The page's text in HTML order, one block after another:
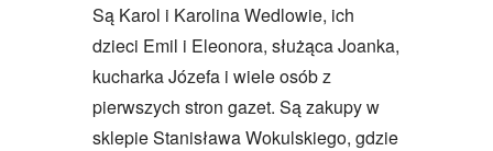
Są Karol i Karolina Wedlowie, ich
dzieci Emil i Eleonora, służąca Joanka,
kucharka Józefa i wiele osób z
pierwszych stron gazet. Są zakupy w
sklepie Stanisława Wokulskiego, gdzie